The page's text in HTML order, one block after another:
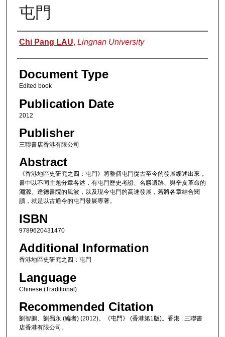
屯門
Authors
Chi Pang LAU, Lingnan University
Document Type
Edited book
Publication Date
2012
Publisher
三聯書店香港有限公司
Abstract
《香港地區史研究之四：屯門》將整個屯門從古至今的發展縷述出來，
書中以不同主題分章各述，有屯門歷史考證、名勝遺跡、與辛亥革命的
淵源、達德書院的風波，以及現今屯門的高速發展，若將各章結合閱
讀，就是以古通今的屯門發展專著。
ISBN
9789620431470
Additional Information
香港地區史研究之四：屯門
Language
Chinese (Traditional)
Recommended Citation
劉智鵬、劉蜀永 (編者) (2012)。《屯門》 (香港第1版)。香港 : 三聯書
店香港有限公司。